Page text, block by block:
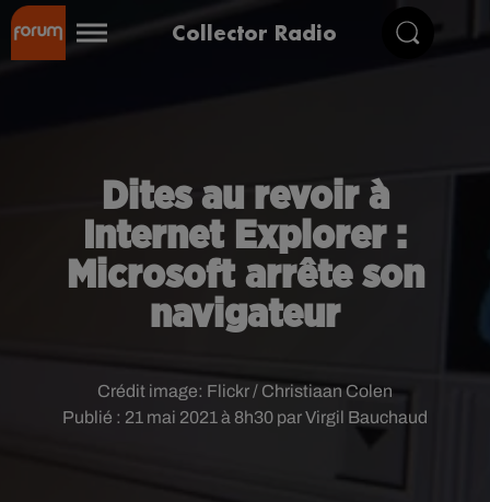
Collector Radio
Dites au revoir à
Internet Explorer :
Microsoft arrête son
navigateur
Publié : 21 mai 2021 à 8h30 par Virgil Bauchaud
Crédit image: Flickr / Christiaan Colen